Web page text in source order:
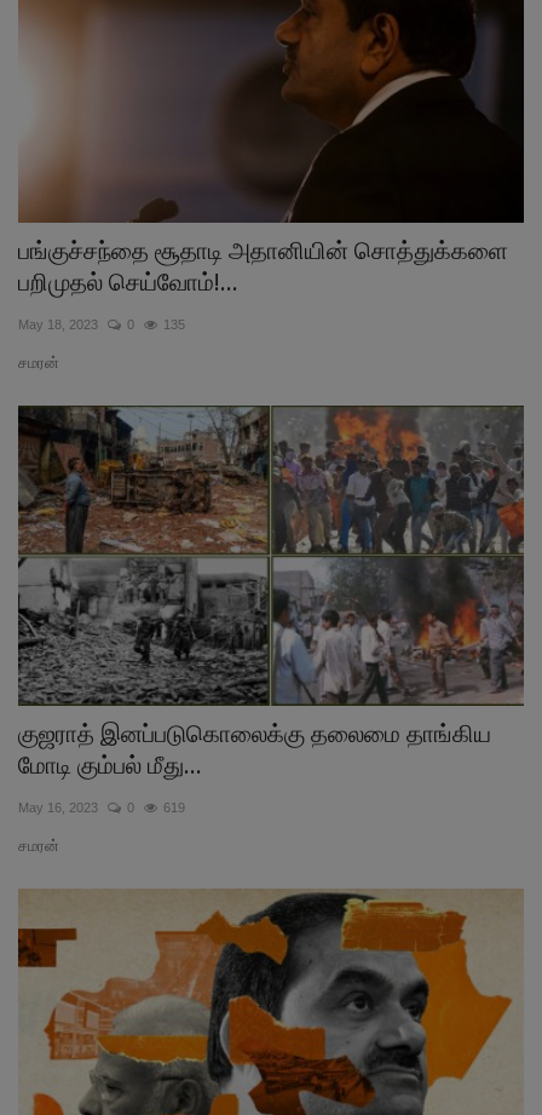
பங்குச்சந்தை சூதாடி அதானியின் சொத்துக்களை
பறிமுதல் செய்வோம்!...
May 18, 2023 0 135
சமரன்
குஜராத் இனப்படுகொலைக்கு தலைமை தாங்கிய
மோடி கும்பல் மீது...
May 16, 2023 0 619
சமரன்